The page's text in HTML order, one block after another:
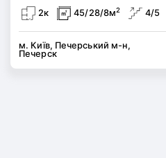
2к 45/28/8м2 4/5
м. Київ, Печерський м-н,
Печерск